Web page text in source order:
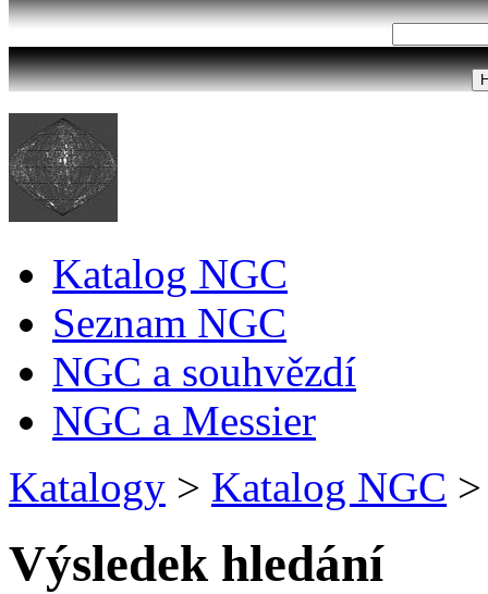
Katalog NGC
Seznam NGC
NGC a souhvězdí
NGC a Messier
Katalogy > Katalog NGC >
Výsledek hledání